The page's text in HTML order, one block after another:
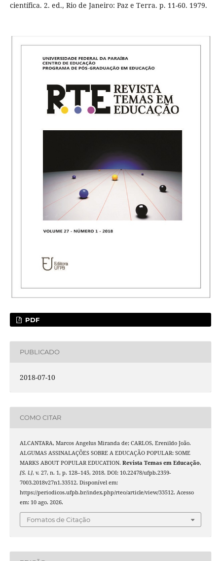
científica. 2. ed., Rio de Janeiro: Paz e Terra. p. 11-60. 1979.
PDF
PUBLICADO
2018-07-10
COMO CITAR
ALCANTARA, Marcos Angelus Miranda de; CARLOS, Erenildo João.
ALGUMAS ASSINALAÇÕES SOBRE A EDUCAÇÃO POPULAR: SOME
MARKS ABOUT POPULAR EDUCATION. Revista Temas em Educação,
[S. l.], v. 27, n. 1, p. 128–145, 2018. DOI: 10.22478/ufpb.2359-
7003.2018v27n1.33512. Disponível em:
https://periodicos.ufpb.br/index.php/rteo/article/view/33512. Acesso
em: 10 ago. 2026.
Fomatos de Citação